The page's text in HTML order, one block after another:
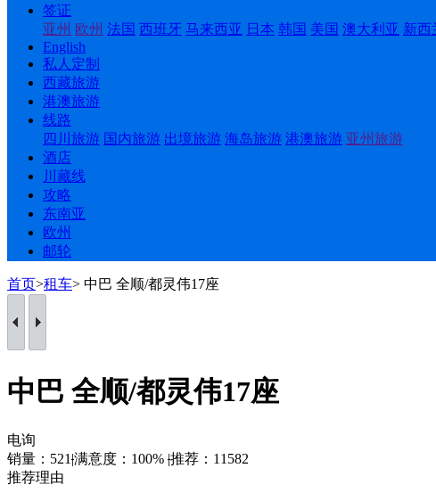
签证
亚州 欧州 法国 西班牙 马来西亚 日本 韩国 美国 澳大利亚 新西
English
私人定制
西藏旅游
港澳旅游
线路
四川旅游 国内旅游 出境旅游 海岛旅游 港澳旅游 亚州旅游
酒店
川藏线
攻略
东南亚
欧州
邮轮
首页>租车> 中巴 全顺/都灵伟17座
中巴 全顺/都灵伟17座
电询
销量：521|满意度：100% |推荐：11582
推荐理由